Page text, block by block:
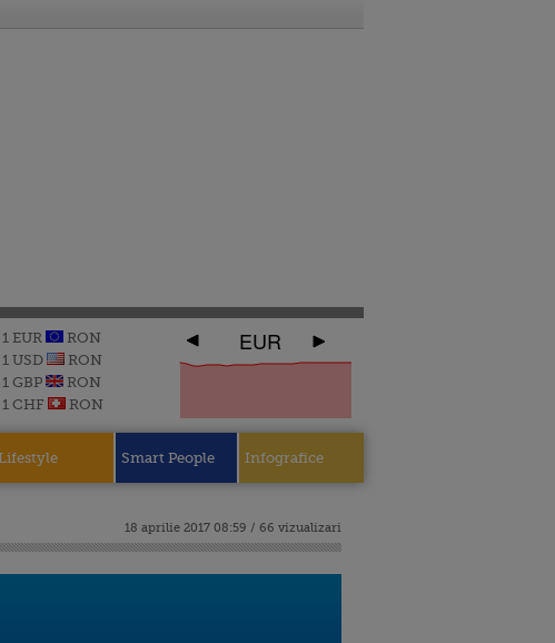
1 EUR
RON
1 USD
RON
1 GBP
RON
1 CHF
RON
EUR
Smart People Infografice
18 aprilie 2017 08:59 / 66 vizualizari